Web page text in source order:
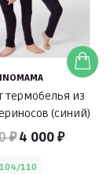
термобелья из
(синий)
₽ 4 000 ₽
104/110